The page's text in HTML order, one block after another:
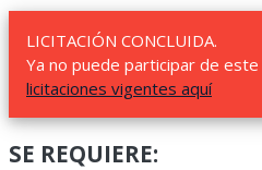
LICITACIÓN CONCLUIDA.
Ya no puede participar de este
licitaciones vigentes aquí
SE REQUIERE: